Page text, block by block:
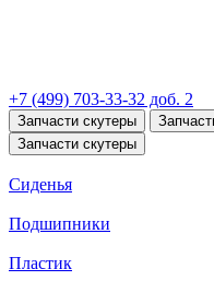
+7 (499) 703-33-32 доб. 2
Запчасти скутеры
Запчасти скутеры
Сиденья
Подшипники
Пластик